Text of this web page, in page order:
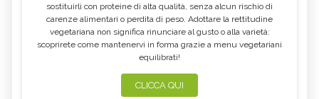
sostituirli con proteine di alta qualità, senza alcun rischio di
carenze alimentari o perdita di peso. Adottare la rettitudine
vegetariana non significa rinunciare al gusto o alla varietà:
scoprirete come mantenervi in forma grazie a menu vegetariani
equilibrati!
CLICCA QUI